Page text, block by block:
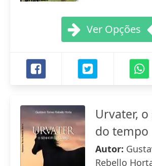
Ver Opções
Urvater,
do tempo
Autor:
Rebello